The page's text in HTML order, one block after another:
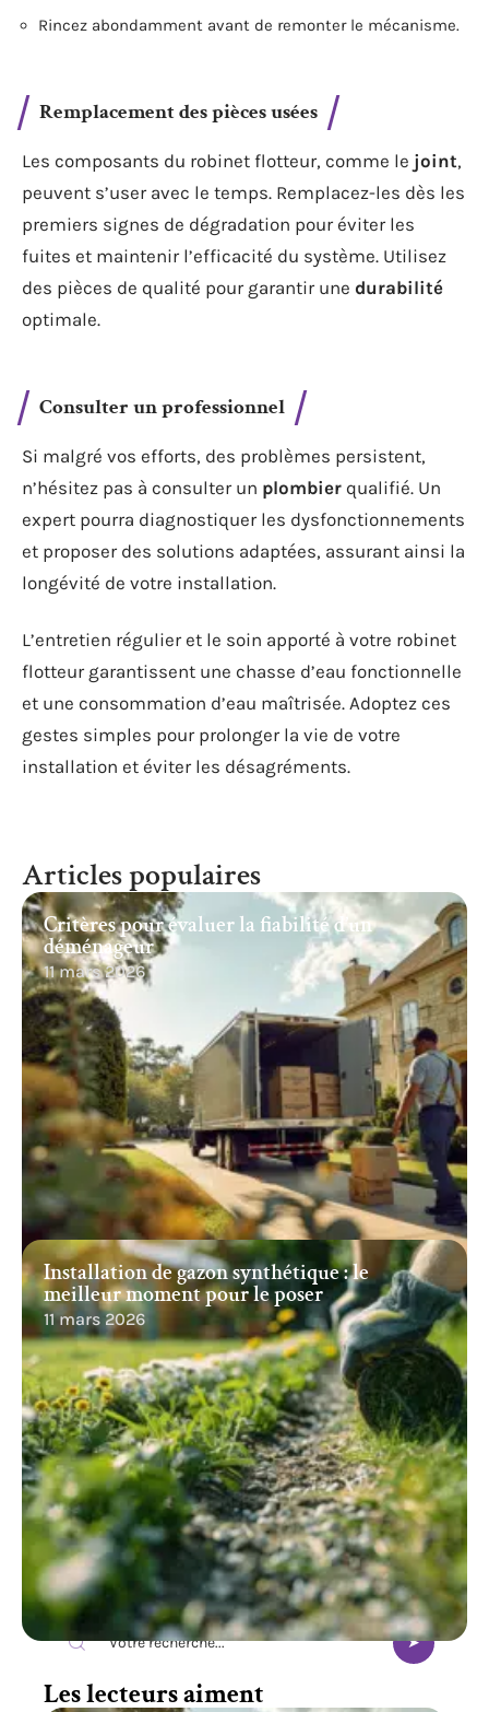
Rincez abondamment avant de remonter le mécanisme.
Remplacement des pièces usées
Les composants du robinet flotteur, comme le joint,
peuvent s’user avec le temps. Remplacez-les dès les
premiers signes de dégradation pour éviter les
fuites et maintenir l’efficacité du système. Utilisez
des pièces de qualité pour garantir une durabilité
optimale.
Consulter un professionnel
Si malgré vos efforts, des problèmes persistent,
n’hésitez pas à consulter un plombier qualifié. Un
expert pourra diagnostiquer les dysfonctionnements
et proposer des solutions adaptées, assurant ainsi la
longévité de votre installation.
L’entretien régulier et le soin apporté à votre robinet
flotteur garantissent une chasse d’eau fonctionnelle
et une consommation d’eau maîtrisée. Adoptez ces
gestes simples pour prolonger la vie de votre
installation et éviter les désagréments.
Articles populaires
Critères pour évaluer la fiabilité d’un
déménageur
11 mars 2026
Installation de gazon synthétique : le
meilleur moment pour le poser
11 mars 2026
Recherche
Les lecteurs aiment